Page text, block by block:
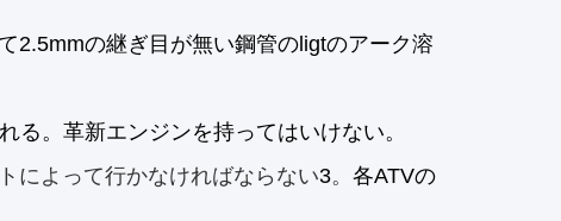
2.5mmの継ぎ目が無い鋼管のligtのアーク溶
る。革新エンジンを持ってはいけない。
によって行かなければならない3。 各ATVの